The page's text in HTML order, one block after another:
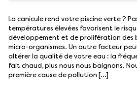
La canicule rend votre piscine verte ?
températures élevées favorisent le
développement et de prolifération des
micro-organismes. Un autre facteur
altérer la qualité de votre eau : la
fait chaud, plus nous nous baignons.
première cause de pollution […]